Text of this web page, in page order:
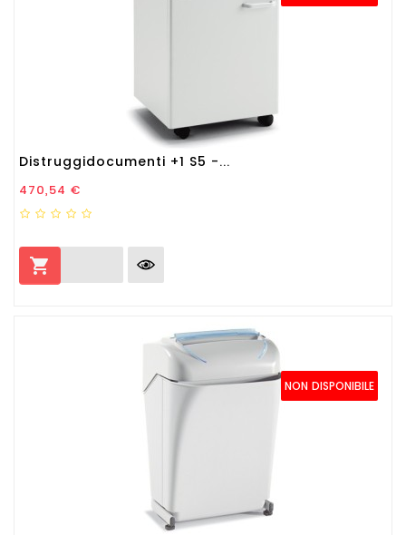
Distruggidocumenti +1 S5 -...
Prezzo
470,54 €

NON DISPONIBILE